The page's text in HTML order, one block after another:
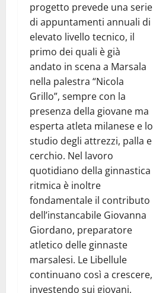
progetto prevede una serie
di appuntamenti annuali di
elevato livello tecnico, il
primo dei quali è già
andato in scena a Marsala
nella palestra “Nicola
Grillo”, sempre con la
presenza della giovane ma
esperta atleta milanese e lo
studio degli attrezzi, palla e
cerchio. Nel lavoro
quotidiano della ginnastica
ritmica è inoltre
fondamentale il contributo
dell’instancabile Giovanna
Giordano, preparatore
atletico delle ginnaste
marsalesi. Le Libellule
continuano così a crescere,
investendo sui giovani,